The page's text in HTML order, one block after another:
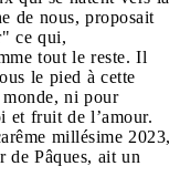
de nous, proposait
ce qui,
tout le reste. Il
le pied à cette
ni pour
et fruit de l’amour.
millésime 2023,
de Pâques, ait un